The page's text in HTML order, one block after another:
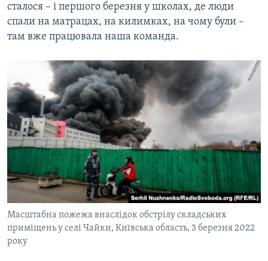
сталося – і першого березня у школах, де люди
спали на матрацах, на килимках, на чому були –
там вже працювала наша команда.
Масштабна пожежа внаслідок обстрілу складських
приміщень у селі Чайки, Київська область, 3 березня 2022
року